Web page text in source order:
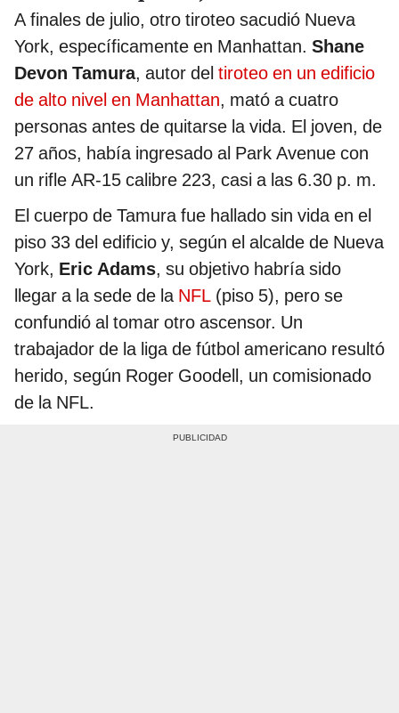
A finales de julio, otro tiroteo sacudió Nueva
York, específicamente en Manhattan. Shane
Devon Tamura, autor del tiroteo en un edificio
de alto nivel en Manhattan, mató a cuatro
personas antes de quitarse la vida. El joven, de
27 años, había ingresado al Park Avenue con
un rifle AR-15 calibre 223, casi a las 6.30 p. m.
El cuerpo de Tamura fue hallado sin vida en el
piso 33 del edificio y, según el alcalde de Nueva
York, Eric Adams, su objetivo habría sido
llegar a la sede de la NFL (piso 5), pero se
confundió al tomar otro ascensor. Un
trabajador de la liga de fútbol americano resultó
herido, según Roger Goodell, un comisionado
de la NFL.